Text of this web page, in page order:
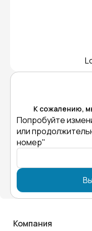
К сожалению,
Попробуйте
или
номер"
Компания